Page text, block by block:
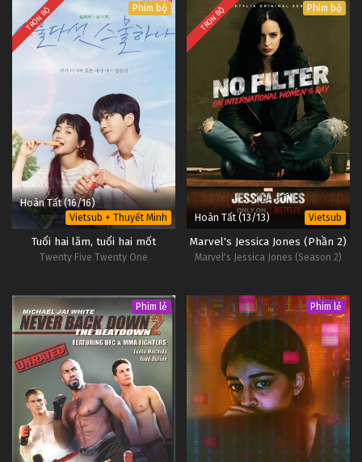
TRỌN BỘ Phim bộ
Hoàn Tất (16/16)
Vietsub + Thuyết Minh
Tuổi hai lăm, tuổi hai mốt
Twenty Five Twenty One
TRỌN BỘ Phim bộ
Hoàn Tất (13/13) Vietsub
Marvel's Jessica Jones (Phần 2)
Marvel's Jessica Jones (Season 2)
Phim lẻ Phim lẻ